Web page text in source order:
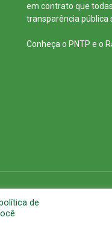
em contrato que
transparência pública
Conheça o PNTP e o
de